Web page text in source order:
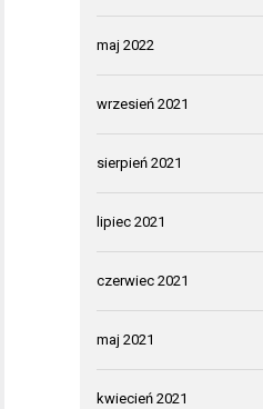
maj 2022
wrzesień 2021
sierpień 2021
lipiec 2021
czerwiec 2021
maj 2021
kwiecień 2021